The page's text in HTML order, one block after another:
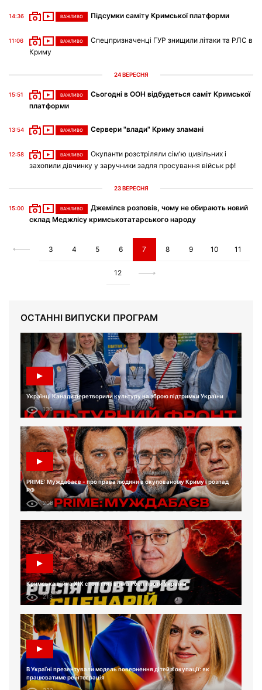
14:36 ВАЖЛИВО Підсумки саміту Кримської платформи
11:06 ВАЖЛИВО
Спецпризначенці ГУР знищили літаки та РЛС в
Криму
24 ВЕРЕСНЯ
15:51 ВАЖЛИВО
Сьогодні в ООН відбудеться саміт Кримської
платформи
13:54 ВАЖЛИВО Сервери "влади" Криму зламані
12:58 ВАЖЛИВО
Окупанти розстріляли сімʼю цивільних і
захопили дівчинку у заручники задля просування військ рф!
23 ВЕРЕСНЯ
15:00 ВАЖЛИВО
Джемілєв розповів, чому не обирають новий
склад Меджлісу кримськотатарського народу
3 4 5 6 7 8 9 10 11
12
ОСТАННІ ВИПУСКИ ПРОГРАМ
Українці Канади перетворили культуру на зброю підтримки України
130
PRIME: Муждабаєв - про права людини в окупованому Криму і розпад
РФ
208
Кримська війна XIX століття і війна Росії проти України
213
В Україні презентували модель повернення дітей з окупації: як
працюватиме реінтеграція